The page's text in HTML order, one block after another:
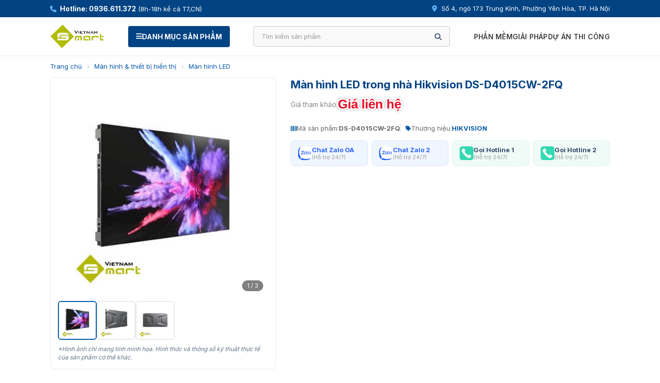
Hotline: 0936.611.372 (8h-18h kể cả T7,CN) Số 4, ngõ 173 Trung Kính, Phường Yên Hòa, TP. Hà Nội
DANH MỤC SẢN PHẨM PHẦN MỀMGIẢI PHÁPDỰ ÁN THI CÔNG
Trang chủ › Màn hình & thiết bị hiển thị › Màn hình LED
1 / 3
*Hình ảnh chỉ mang tính minh họa. Hình thức và thông số kỹ thuật thực tế
của sản phẩm có thể khác.
Màn hình LED trong nhà Hikvision DS-D4015CW-2FQ
Giá tham khảo:Giá liên hệ
Mã sản phẩm:DS-D4015CW-2FQ Thương hiệu:HIKVISION
Chat Zalo OA
(Hỗ trợ 24/7)
Chat Zalo 2
(Hỗ trợ 24/7)
Gọi Hotline 1
(Hỗ trợ 24/7)
Gọi Hotline 2
(Hỗ trợ 24/7)